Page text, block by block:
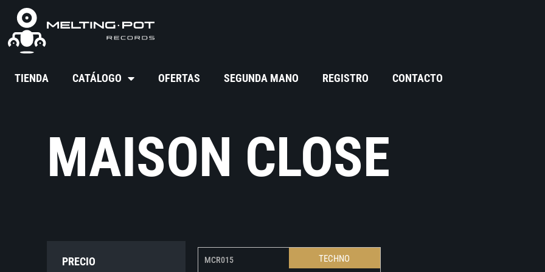
TIENDA CATÁLOGO OFERTAS SEGUNDA MANO REGISTRO CONTACTO
MAISON CLOSE
PRECIO MCR015 TECHNO